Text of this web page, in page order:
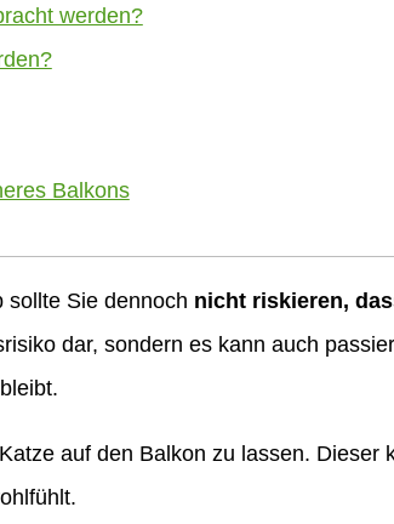
werden?
Balkons
sollte Sie dennoch nicht riskieren,
dar, sondern es kann auch
auf den Balkon zu lassen. Dieser